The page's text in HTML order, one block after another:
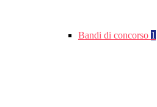
Bandi di concorso 1